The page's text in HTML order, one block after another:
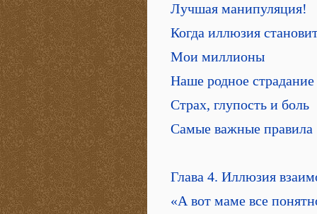
Лучшая манипуляция!
Когда иллюзия
Мои миллионы
Наше родное страдание
Страх, глупость и боль
Самые важные правила
Глава 4. Иллюзия
«А вот маме все